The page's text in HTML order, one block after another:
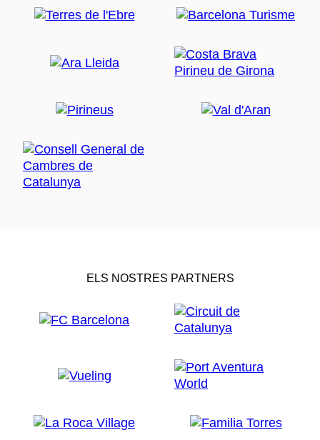
ELS NOSTRES PARTNERS